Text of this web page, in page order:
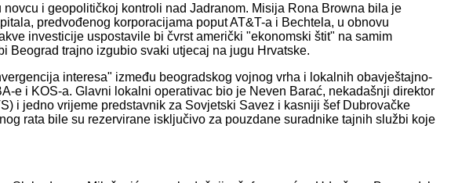
i geopolitičkoj kontroli nad Jadranom. Misija Rona Browna bila je
predvođenog korporacijama poput AT&T-a i Bechtela, u obnovu
investicije uspostavile bi čvrst američki "ekonomski štit" na samim
Beograd trajno izgubio svaki utjecaj na jugu Hrvatske.
interesa" između beogradskog vojnog vrha i lokalnih obavještajno-
e i KOS-a. Glavni lokalni operativac bio je Neven Barać, nekadašnji direktor
i jedno vrijeme predstavnik za Sovjetski Savez i kasniji šef Dubrovačke
rata bile su rezervirane isključivo za pouzdane suradnike tajnih službi koje